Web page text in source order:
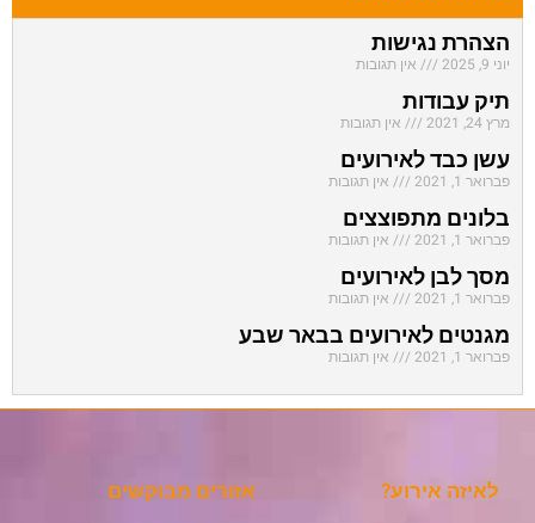
הצהרת נגישות
יוני 9, 2025 אין תגובות
תיק עבודות
מרץ 24, 2021 אין תגובות
עשן כבד לאירועים
פברואר 1, 2021 אין תגובות
בלונים מתפוצצים
פברואר 1, 2021 אין תגובות
מסך לבן לאירועים
פברואר 1, 2021 אין תגובות
מגנטים לאירועים בבאר שבע
פברואר 1, 2021 אין תגובות
לאיזה אירוע? אזורים מבוקשים